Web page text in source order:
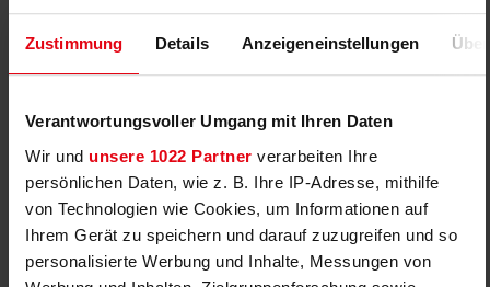
Zustimmung Details Anzeigeneinstellungen
Verantwortungsvoller Umgang mit Ihren Daten
Wir und unsere 1022 Partner verarbeiten Ihre
persönlichen Daten, wie z. B. Ihre IP-Adresse, mithilfe
von Technologien wie Cookies, um Informationen auf
Ihrem Gerät zu speichern und darauf zuzugreifen und so
personalisierte Werbung und Inhalte, Messungen von
Betreuung durch erfahrene Trainer*innen der Fortuna
Flinger Broich 89,
am NLZ, Düsseldorf
⚽ F95 Mädchen-Camp